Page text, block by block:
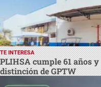
TE INTERESA
PLIHSA cumple 61 años
distinción de GPTW